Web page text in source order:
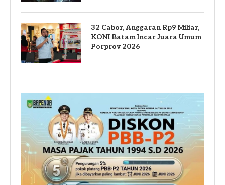
32 Cabor, Anggaran Rp9 Miliar,
KONI Batam Incar Juara Umum
Porprov 2026